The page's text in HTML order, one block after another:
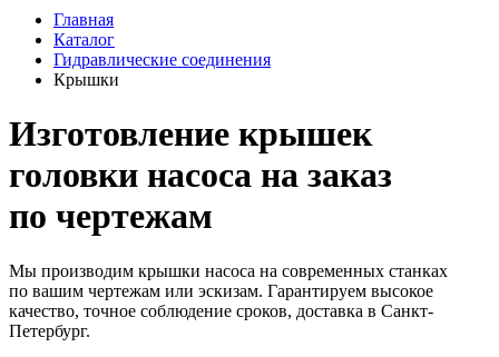
Главная
Каталог
Гидравлические соединения
Крышки
Изготовление крышек
головки насоса на заказ
по чертежам
Мы производим крышки насоса на современных станках
по вашим чертежам или эскизам. Гарантируем высокое
качество, точное соблюдение сроков, доставка в Санкт-
Петербург.